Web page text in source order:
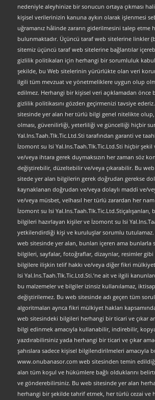
nedeniyle aleyhinize bir sonucun ortaya çıkması
kişisel verilerinizin kanuna aykırı olarak işlenmesi
uğramanız hâlinde zararın giderilmesini talep etme
bulunmaktadır. Üçüncü taraf web sitelerine linkler
sitemiz üçüncü taraf web sitelerine bağlantılar
gizlilik politikaları için herhangi bir sorumluluk
şekilde, bu Web sitelerinin yürürlükte olan veri
ilgili tüm mevzuat ve yönetmeliklere uygun olup
edilmez. Herhangi bir kişisel veri açıklamadan
gizlilik politikasını gözden geçirmenizi tavsiye
sitesinde yer alan her türlü bilgi genel nitelikte
olması, güvenilirliği, yeterliliği ve güncelliği hiçbir
Yal.Ins.Taah.Tlk.Tic.Ltd.Sti tarafından garanti ve
İzomont su Isi Yal.Ins.Taah.Tlk.Tic.Ltd.Sti hiçbir
ve/veya ihtara gerek duymaksızın her zaman söz
değiştirebilir, düzeltebilir ve/veya çıkarabilir. Bu
sitede yer alan bilgilerin gerek doğrudan gerekse
kaynaklanan doğrudan ve/veya dolaylı maddi ve/
ve/veya müsbet, velhasıl her türlü zarardan her
İzomont su Isi Yal.Ins.Taah.Tlk.Tic.Ltd.Stiçalışanları,
bilgileri hazırlayan kişiler ve İzomont su Isi
yetkilendirdiği kişi ve kuruluşlar sorumlu
web sitesinde yer alan, bunları içeren ama bunlarla
bilgileri, sayfalar, fotoğraflar, dizaynlar, resimler gibi
bilgilere ilişkin telif hakkı ve/veya diğer fikri
Isi Yal.Ins.Taah.Tlk.Tic.Ltd.Sti.’ne ait ve ilgili
bu malzemeler ve bilgiler izinsiz kullanılamaz,
değiştirilemez. Bu web sitesinde adı geçen tüm
algoritmaları ayrıca fikri mülkiyet hakları
web sitesindeki bilgileri herhangi bir ticari ve çıkar
bilgi edinmek amacıyla kullanabilir, indirebilir,
yazdırabilirsiniz yada herhangi bir ticari ve çıkar
şahıslara sadece kişisel bilgilendirilmeleri amacıyla
www.onubanasor.com web sitesinden temin
alan tüm koşul ve hükümlere bağlı olduklarını
ve gönderebilirsiniz. Bu web sitesinde yer alan
herhangi bir şekilde tahrif etmek, her türlü cezai ve